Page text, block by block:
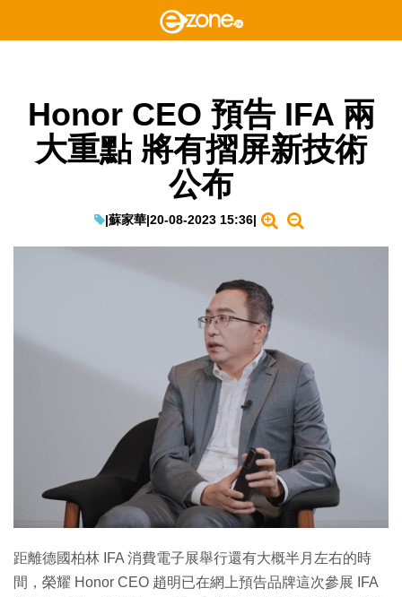
Honor CEO 預告 IFA 兩
大重點 將有摺屏新技術
公布
|蘇家華|20-08-2023 15:36|
距離德國柏林 IFA 消費電子展舉行還有大概半月左右的時
間，榮耀 Honor CEO 趙明已在網上預告品牌這次參展 IFA